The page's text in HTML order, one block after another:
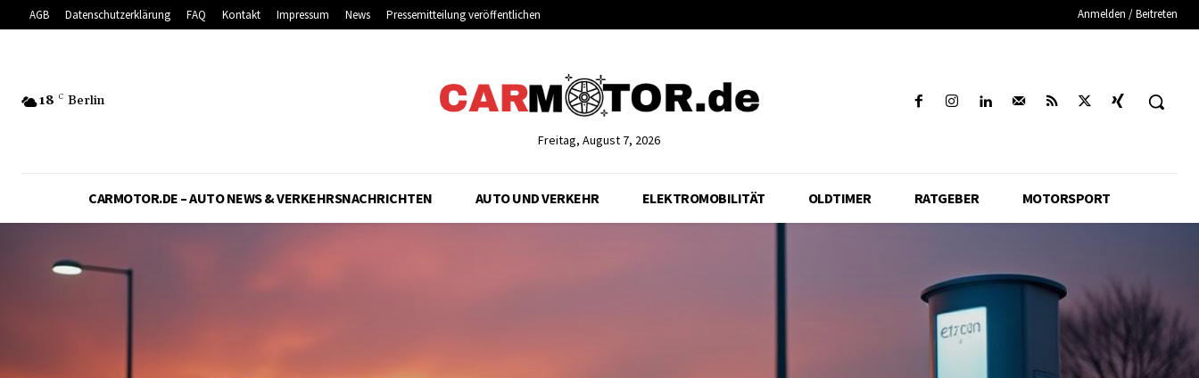
AGB Datenschutzerklärung FAQ Kontakt Impressum News Pressemitteilung veröffentlichen Anmelden / Beitreten
18 C Berlin
Freitag, August 7, 2026
CARMOTOR.DE – AUTO NEWS & VERKEHRSNACHRICHTEN AUTO UND VERKEHR ELEKTROMOBILITÄT OLDTIMER RATGEBER MOTORSPORT